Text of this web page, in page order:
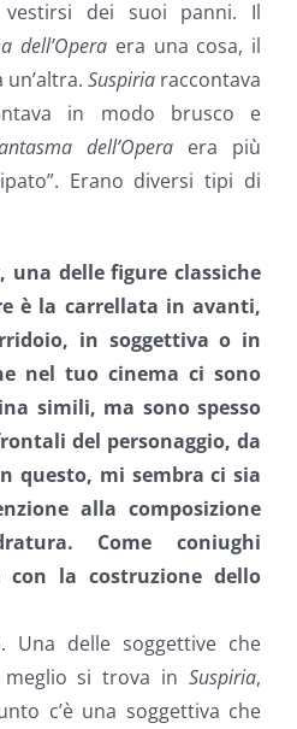
dei suoi panni. Il
dell’Opera era una cosa, il
un’altra. Suspiria raccontava
in modo brusco e
dell’Opera era più
Erano diversi tipi di
una delle figure classiche
è la carrellata in avanti,
in soggettiva o in
nel tuo cinema ci sono
simili, ma sono spesso
del personaggio, da
questo, mi sembra ci sia
alla composizione
Come coniughi
con la costruzione dello
Una delle soggettive che
si trova in Suspiria,
c’è una soggettiva che